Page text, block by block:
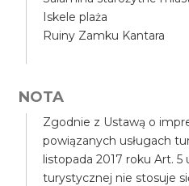
Iskele plaża
Ruiny Zamku Kantara
NOTA
Zgodnie z Ustawą o
powiązanych usługach
listopada 2017 roku Art. 5
turystycznej nie stosuje